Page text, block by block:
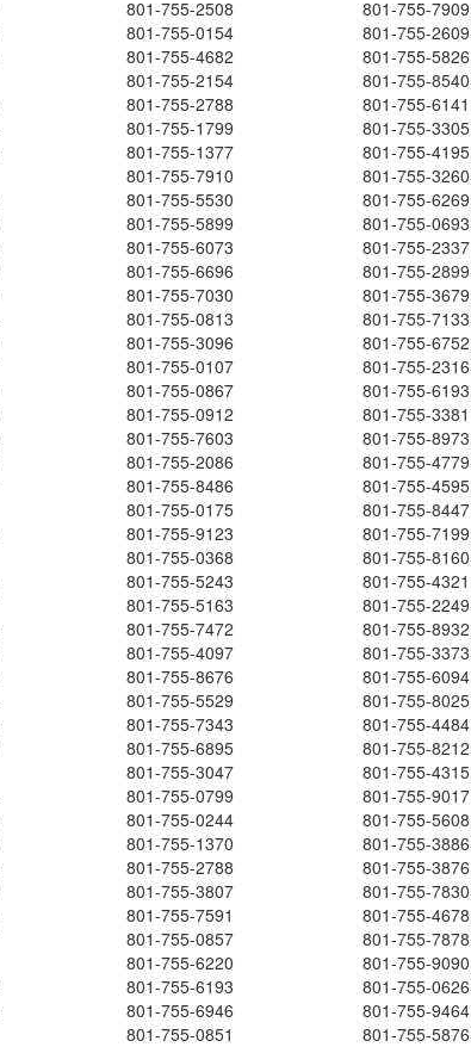
801-755-2508
801-755-7909
801-755-0154
801-755-2609
801-755-4682
801-755-5826
801-755-2154
801-755-8540
801-755-2788
801-755-6141
801-755-1799
801-755-3305
801-755-1377
801-755-4195
801-755-7910
801-755-3260
801-755-5530
801-755-6269
801-755-5899
801-755-0693
801-755-6073
801-755-2337
801-755-6696
801-755-2899
801-755-7030
801-755-3679
801-755-0813
801-755-7133
801-755-3096
801-755-6752
801-755-0107
801-755-2316
801-755-0867
801-755-6193
801-755-0912
801-755-3381
801-755-7603
801-755-8973
801-755-2086
801-755-4779
801-755-8486
801-755-4595
801-755-0175
801-755-8447
801-755-9123
801-755-7199
801-755-0368
801-755-8160
801-755-5243
801-755-4321
801-755-5163
801-755-2249
801-755-7472
801-755-8932
801-755-4097
801-755-3373
801-755-8676
801-755-6094
801-755-5529
801-755-8025
801-755-7343
801-755-4484
801-755-6895
801-755-8212
801-755-3047
801-755-4315
801-755-0799
801-755-9017
801-755-0244
801-755-5608
801-755-1370
801-755-3886
801-755-2788
801-755-3876
801-755-3807
801-755-7830
801-755-7591
801-755-4678
801-755-0857
801-755-7878
801-755-6220
801-755-9090
801-755-6193
801-755-0626
801-755-6946
801-755-9464
801-755-0851 801-755-5876